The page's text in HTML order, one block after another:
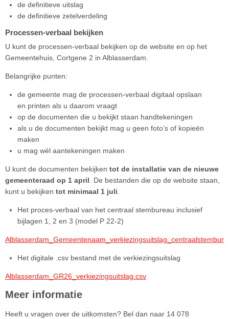
de definitieve uitslag
de definitieve zetelverdeling
Processen-verbaal bekijken
U kunt de processen-verbaal bekijken op de website en op het
Gemeentehuis, Cortgene 2 in Alblasserdam.
Belangrijke punten:
de gemeente mag de processen‑verbaal digitaal opslaan
en printen als u daarom vraagt
op de documenten die u bekijkt staan handtekeningen
als u de documenten bekijkt mag u geen foto’s of kopieën
maken
u mag wél aantekeningen maken
U kunt de documenten bekijken tot de installatie van de nieuwe
gemeenteraad op 1 april . De bestanden die op de website staan,
kunt u bekijken tot minimaal 1 juli
Het proces-verbaal van het centraal stembureau inclusief
bijlagen 1, 2 en 3 (model P 22-2)
Het digitale .csv bestand met de verkiezingsuitslag
Alblasserdam_GR26_verkiezingsuitslag.csv
Meer informatie
Heeft u vragen over de uitkomsten? Bel dan naar 14 078